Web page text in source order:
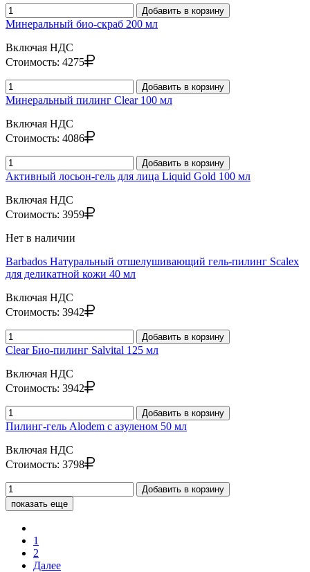
Добавить в корзину
Минеральный био-скраб 200 мл
Включая НДС
Стоимость: 4275
Добавить в корзину
Минеральный пилинг Clear 100 мл
Включая НДС
Стоимость: 4086
Добавить в корзину
Активный лосьон-гель для лица Liquid Gold 100 мл
Включая НДС
Стоимость: 3959
Нет в наличии
Barbados Натуральный отшелушивающий гель-пилинг Scalex
для деликатной кожи 40 мл
Включая НДС
Стоимость: 3942
Добавить в корзину
Clear Био-пилинг Salvital 125 мл
Включая НДС
Стоимость: 3942
Добавить в корзину
Пилинг-гель Alodem с азуленом 50 мл
Включая НДС
Стоимость: 3798
Добавить в корзину
показать еще
1
2
Далее